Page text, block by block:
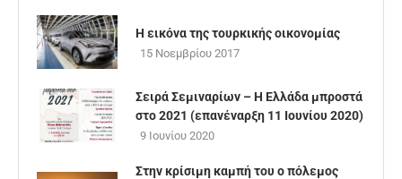
H εικόνα της τουρκικής οικονομίας
15 Νοεμβρίου 2017
Σειρά Σεμιναρίων – Η Ελλάδα μπροστά
στο 2021 (επανέναρξη 11 Ιουνίου 2020)
9 Ιουνίου 2020
Στην κρίσιμη καμπή του ο πόλεμος